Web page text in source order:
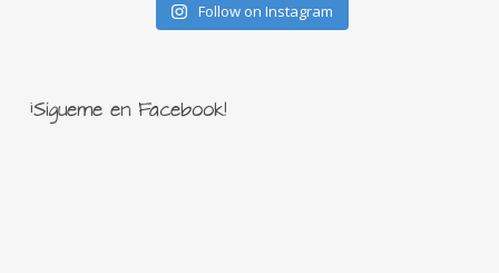
Follow on Instagram
¡Sígueme en Facebook!